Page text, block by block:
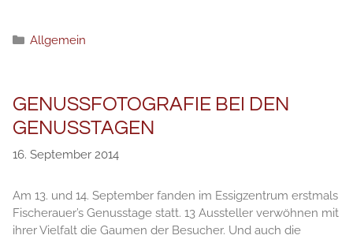
Kategorien
Allgemein
GENUSSFOTOGRAFIE BEI DEN
GENUSSTAGEN
16. September 2014
Am 13. und 14. September fanden im Essigzentrum erstmals
Fischerauer’s Genusstage statt. 13 Aussteller verwöhnen mit
ihrer Vielfalt die Gaumen der Besucher. Und auch die